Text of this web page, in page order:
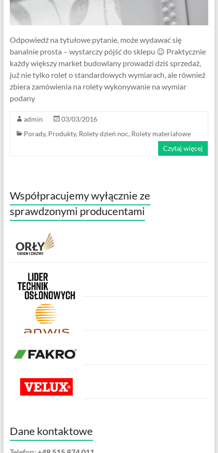
Odpowiedź na tytułowe pytanie, może wydawać się
banalnie prosta – wystarczy pójść do sklepu 😉 Praktycznie
każdy większy market budowlany prowadzi dziś sprzedaż,
już nie tylko rolet o standardowych wymiarach, ale również
zbiera zamówienia na rolety wykonywanie na wymiar
podany
admin
03/03/2016
Porady, Produkty, Rolety dzień noc, Rolety materiałowe
Czytaj więcej
Współpracujemy wyłącznie ze
sprawdzonymi producentami
Dane kontaktowe